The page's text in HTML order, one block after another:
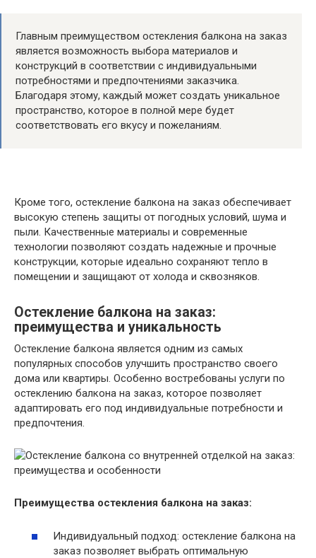
Главным преимуществом остекления балкона на заказ
является возможность выбора материалов и
конструкций в соответствии с индивидуальными
потребностями и предпочтениями заказчика.
Благодаря этому, каждый может создать уникальное
пространство, которое в полной мере будет
соответствовать его вкусу и пожеланиям.
Кроме того, остекление балкона на заказ обеспечивает
высокую степень защиты от погодных условий, шума и
пыли. Качественные материалы и современные
технологии позволяют создать надежные и прочные
конструкции, которые идеально сохраняют тепло в
помещении и защищают от холода и сквозняков.
Остекление балкона на заказ:
преимущества и уникальность
Остекление балкона является одним из самых
популярных способов улучшить пространство своего
дома или квартиры. Особенно востребованы услуги по
остеклению балкона на заказ, которое позволяет
адаптировать его под индивидуальные потребности и
предпочтения.
Преимущества остекления балкона на заказ:
Индивидуальный подход: остекление балкона на
заказ позволяет выбрать оптимальную